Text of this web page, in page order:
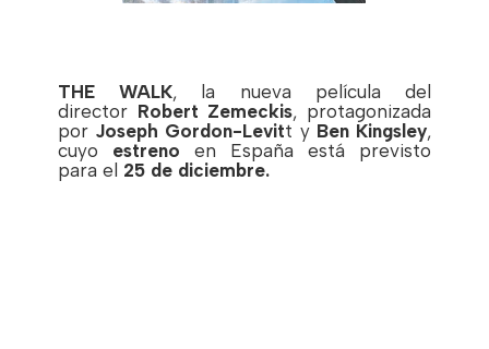
THE WALK, la nueva película del
director Robert Zemeckis, protagonizada
por Joseph Gordon-Levitt y Ben Kingsley,
cuyo estreno en España está previsto
para el 25 de diciembre.